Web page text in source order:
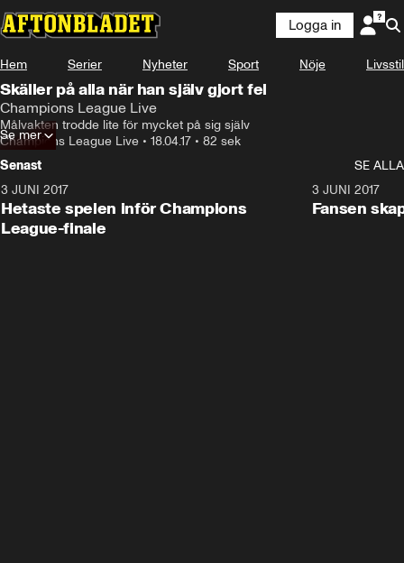
Logga in
Hem Serier Nyheter Sport Nöje Livsstil
Skäller på alla när han själv gjort fel
Champions League Live
Målvakten trodde lite för mycket på sig själv
Champions League Live • 18.04.17 • 82 sek
Se mer
Senast
SE ALLA
3 JUNI 2017
Hetaste spelen inför Champions
League-finale
3 JUNI 2017
Fansen